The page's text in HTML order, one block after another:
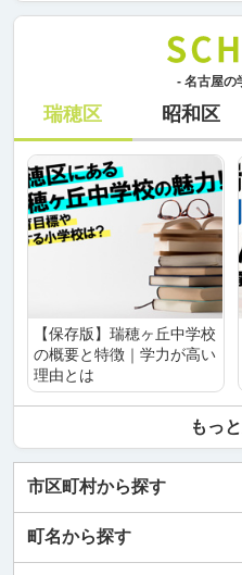
- 名古屋の
瑞穂区 昭和区
【保存版】瑞穂ヶ丘中学校
の概要と特徴｜学力が高い
理由とは
もっ
市区町村から探す
町名から探す